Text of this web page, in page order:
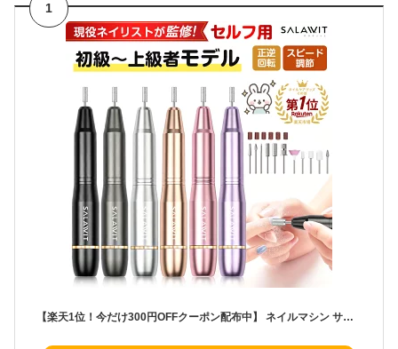
1
【楽天1位！今だけ300円OFFクーポン配布中】 ネイルマシン サロン級 ネイリスト監修 ネイルマシーン 電動ネイルケア サロン級 ネイルケア セルフネイル 簡単 ネイルオフ ビット付き 甘皮処理 角質ケア 電動 ジェルネイル ケア ビット付き ジェルオフ プレゼント ギフト